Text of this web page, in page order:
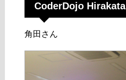
CoderDojo Hirakata
角田さん